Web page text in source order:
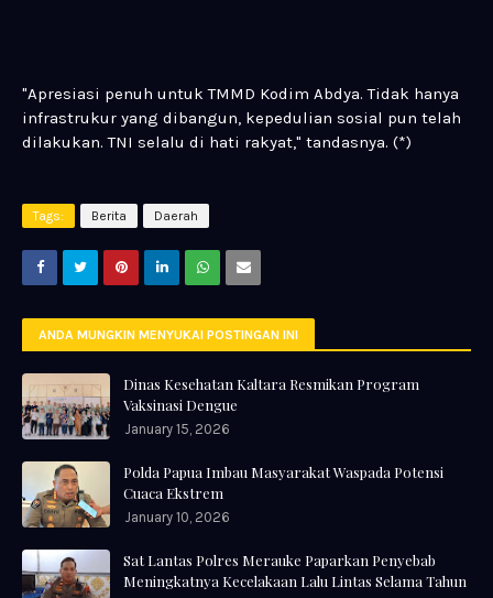
"Apresiasi penuh untuk TMMD Kodim Abdya. Tidak hanya
infrastrukur yang dibangun, kepedulian sosial pun telah
dilakukan. TNI selalu di hati rakyat," tandasnya. (*)
Tags: Berita Daerah
ANDA MUNGKIN MENYUKAI POSTINGAN INI
Dinas Kesehatan Kaltara Resmikan Program
Vaksinasi Dengue
January 15, 2026
Polda Papua Imbau Masyarakat Waspada Potensi
Cuaca Ekstrem
January 10, 2026
Sat Lantas Polres Merauke Paparkan Penyebab
Meningkatnya Kecelakaan Lalu Lintas Selama Tahun